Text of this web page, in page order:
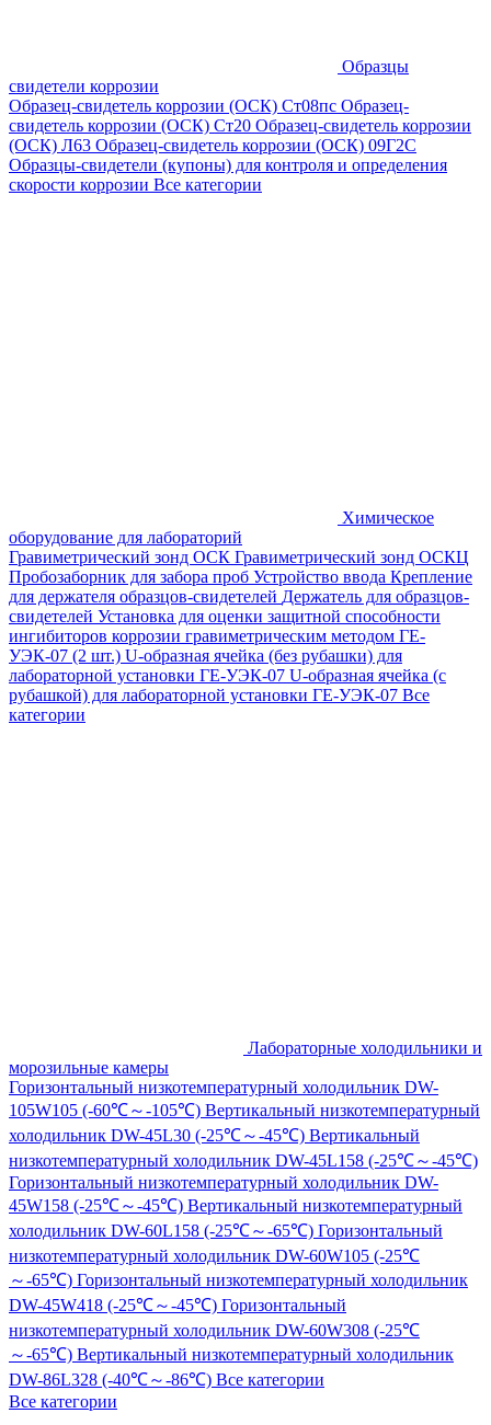
Образцы
свидетели коррозии
Образец-свидетель коррозии (ОСК) Ст08пс Образец-
свидетель коррозии (ОСК) Ст20 Образец-свидетель коррозии
(ОСК) Л63 Образец-свидетель коррозии (ОСК) 09Г2С
Образцы-свидетели (купоны) для контроля и определения
скорости коррозии Все категории
Химическое
оборудование для лабораторий
Гравиметрический зонд ОСК Гравиметрический зонд ОСКЦ
Пробозаборник для забора проб Устройство ввода Крепление
для держателя образцов-свидетелей Держатель для образцов-
свидетелей Установка для оценки защитной способности
ингибиторов коррозии гравиметрическим методом ГЕ-
УЭК-07 (2 шт.) U-образная ячейка (без рубашки) для
лабораторной установки ГЕ-УЭК-07 U-образная ячейка (с
рубашкой) для лабораторной установки ГЕ-УЭК-07 Все
категории
Лабораторные холодильники и
морозильные камеры
Горизонтальный низкотемпературный холодильник DW-
105W105 (-60℃～-105℃) Вертикальный низкотемпературный
холодильник DW-45L30 (-25℃～-45℃) Вертикальный
низкотемпературный холодильник DW-45L158 (-25℃～-45℃)
Горизонтальный низкотемпературный холодильник DW-
45W158 (-25℃～-45℃) Вертикальный низкотемпературный
холодильник DW-60L158 (-25℃～-65℃) Горизонтальный
низкотемпературный холодильник DW-60W105 (-25℃
～-65℃) Горизонтальный низкотемпературный холодильник
DW-45W418 (-25℃～-45℃) Горизонтальный
низкотемпературный холодильник DW-60W308 (-25℃
～-65℃) Вертикальный низкотемпературный холодильник
DW-86L328 (-40℃～-86℃) Все категории
Все категории